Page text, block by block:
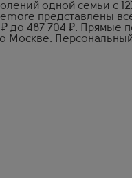
одной семьи с
представлены
до 487 704 ₽. Прямые
Москве.